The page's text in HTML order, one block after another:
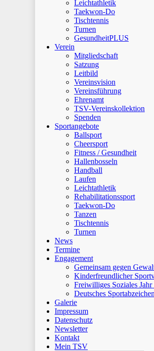
Leichtathletik
Taekwon-Do
Tischtennis
Turnen
GesundheitPLUS
Verein
Mitgliedschaft
Satzung
Leitbild
Vereinsvision
Vereinsführung
Ehrenamt
TSV-Vereinskollektion
Spenden
Sportangebote
Ballsport
Cheersport
Fitness / Gesundheit
Hallenbosseln
Handball
Laufen
Leichtathletik
Rehabilitationssport
Taekwon-Do
Tanzen
Tischtennis
Turnen
News
Termine
Engagement
Gemeinsam gegen
Kinderfreundlicher
Freiwilliges Soziales
Deutsches Sportabzeichen
Galerie
Impressum
Datenschutz
Newsletter
Kontakt
Mein TSV